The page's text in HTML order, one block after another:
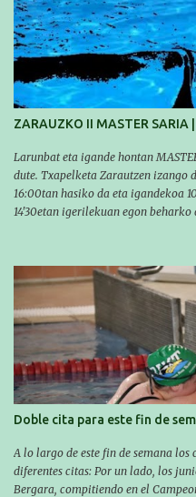
metros en 28 minutos y 30
compañero Asier Gorostegi
travesía se realiza un recorrido
de Malkorbe, pero debido al
decidió hacerlo en el interior de la
Asier completó el recorrido en 29
ZARAUZKO II MASTER SARIA
Larunbat eta igande hontan
dute. Txapelketa Zarautzen
16:00tan hasiko da eta igandekoa
14'30etan igerilekuan egon
domingo los MASTERS tendrán el II
competición se celebrará en
las 10:00 la del domingo. Los/las
piscina a las 14:30 el sabado y a
Aritzbatalde). SERIES
Doble cita para este fin de
A lo largo de este fin de semana
diferentes citas: Por un lado, los
Bergara, compitiendo en el